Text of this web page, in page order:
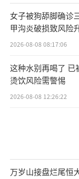
女子被狗舔脚确诊
甲沟炎破损致风险
2026-08-08 08:17:06
这种水别再喝了
烫饮风险需警惕
2026-08-08 12:26:22
万岁山接盘烂尾恒